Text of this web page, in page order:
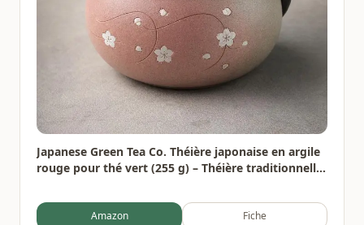
Japanese Green Tea Co. Théière japonaise en argile
rouge pour thé vert (255 g) – Théière traditionnelle
Système de maille fine pour thé Fukamushi à
Amazon Fiche